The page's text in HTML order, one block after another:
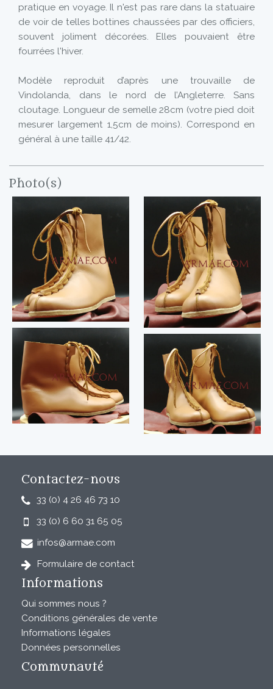
pratique en voyage. Il n'est pas rare dans la statuaire
de voir de telles bottines chaussées par des officiers,
souvent joliment décorées. Elles pouvaient être
fourrées l'hiver.
Modèle reproduit d’après une trouvaille de
Vindolanda, dans le nord de l’Angleterre. Sans
cloutage. Longueur de semelle 28cm (votre pied doit
mesurer largement 1,5cm de moins). Correspond en
général à une taille 41/42.
Photo(s)
Contactez-nous
33 (0) 4 26 46 73 10
33 (0) 6 60 31 65 05
infos@armae.com
Formulaire de contact
Informations
Qui sommes nous ?
Conditions générales de vente
Informations légales
Données personnelles
Communauté